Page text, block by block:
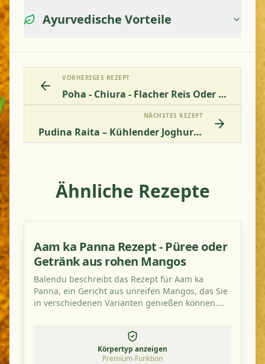
Ayurvedische Vorteile
VORHERIGES REZEPT
Poha - Chiura - Flacher Reis Oder Reisflocken Frühstücksrezept
NÄCHSTES REZEPT
Pudina Raita – Kühlender Joghurt-Minz-Dip Für Heiße Sommer
Ähnliche Rezepte
Aam ka Panna Rezept - Püree oder
Getränk aus rohen Mangos
Balendu beschreibt das Rezept für Aam ka
Panna, ein Gericht aus unreifen Mangos, das Sie
in verschiedenen Varianten genießen können.
Körpertyp anzeigen
Premium-Funktion